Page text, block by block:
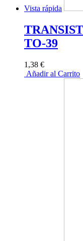
Vista rápida
TO-39
1,38 €
Añadir al Carrito